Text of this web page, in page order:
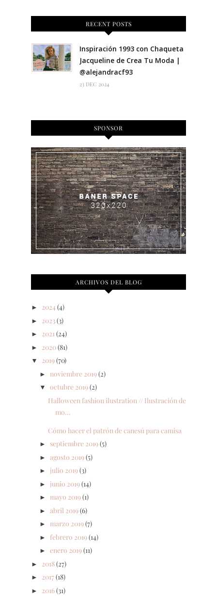
RECENT POSTS
Inspiración 1993 con Chaqueta
Jacqueline de Crea Tu Moda |
@alejandracf93
23 DEC 2024
SPONSOR
ARCHIVOS DEL BLOG
► 2024(4)
► 2023(3)
► 2021(24)
► 2020(81)
▼ 2019(70)
► noviembre 2019(2)
▼ octubre 2019(2)
Halloween fashion ilustration // Ilustración de
mo...
Cómo hacer el patrón de canesú para camisa
► septiembre 2019(5)
► agosto 2019(5)
► julio 2019(3)
► junio 2019(14)
► mayo 2019(1)
► abril 2019(6)
► marzo 2019(7)
► febrero 2019(14)
► enero 2019(11)
► 2018(27)
► 2017(18)
► 2016(31)